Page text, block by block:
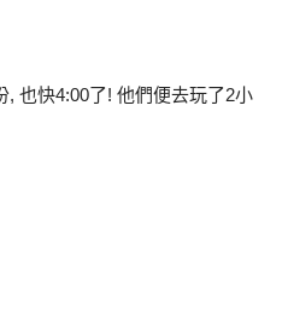
也快4:00了! 他們便去玩了2小